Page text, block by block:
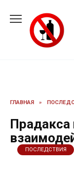
содержанию
ГЛАВНАЯ »
Прадакса
ПОСЛЕДСТВИЯ